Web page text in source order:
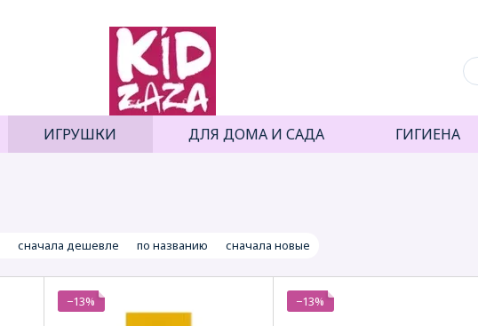
ИГРУШКИ ДЛЯ ДОМА И САДА ГИГИЕНА
сначала дешевле по названию сначала новые
−13% −13%